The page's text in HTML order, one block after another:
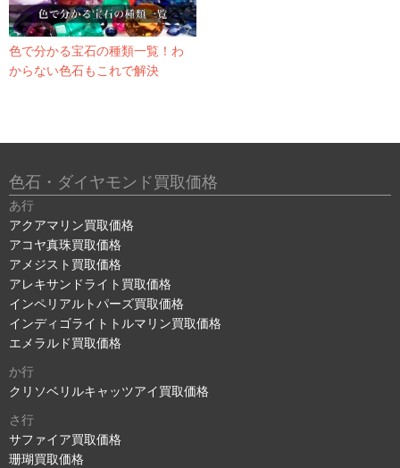
色で分かる宝石の種類一覧！わ
からない色石もこれで解決
色石・ダイヤモンド買取価格
あ行
アクアマリン買取価格
アコヤ真珠買取価格
アメジスト買取価格
アレキサンドライト買取価格
インペリアルトパーズ買取価格
インディゴライトトルマリン買取価格
エメラルド買取価格
か行
クリソベリルキャッツアイ買取価格
さ行
サファイア買取価格
珊瑚買取価格